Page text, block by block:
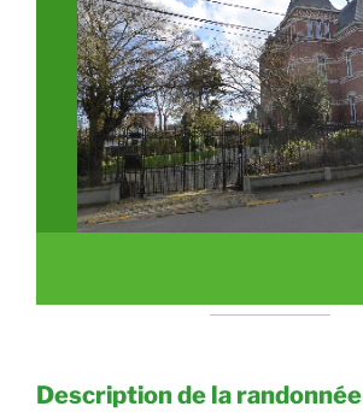
Description de la randonnée